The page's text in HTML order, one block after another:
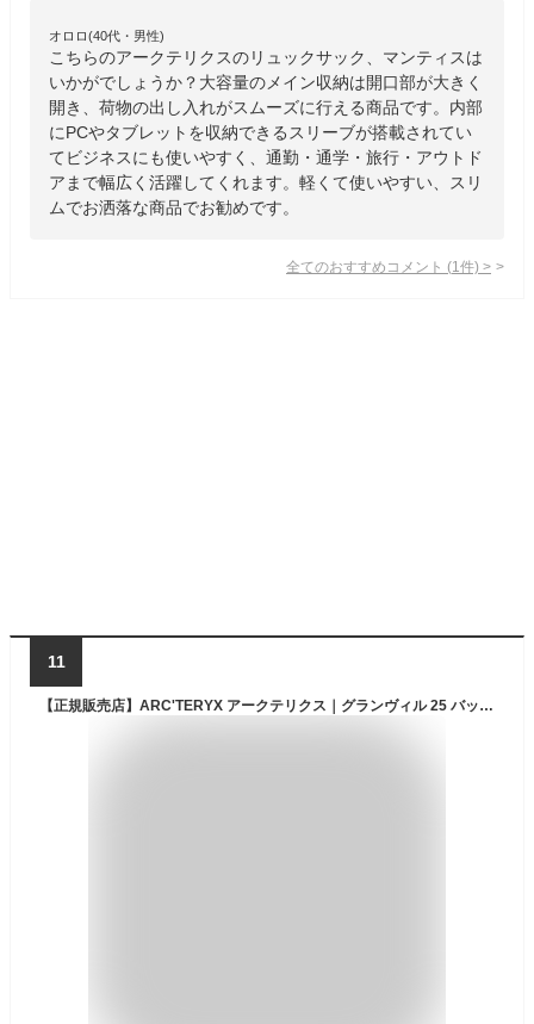
オロロ(40代・男性)
こちらのアークテリクスのリュックサック、マンティスは
いかがでしょうか？大容量のメイン収納は開口部が大きく
開き、荷物の出し入れがスムーズに行える商品です。内部
にPCやタブレットを収納できるスリーブが搭載されてい
てビジネスにも使いやすく、通勤・通学・旅行・アウトド
アまで幅広く活躍してくれます。軽くて使いやすい、スリ
ムでお洒落な商品でお勧めです。
全てのおすすめコメント (1 件) >
11
【正規販売店】ARC'TERYX アークテリクス｜グランヴィル 25 バックパック X10385